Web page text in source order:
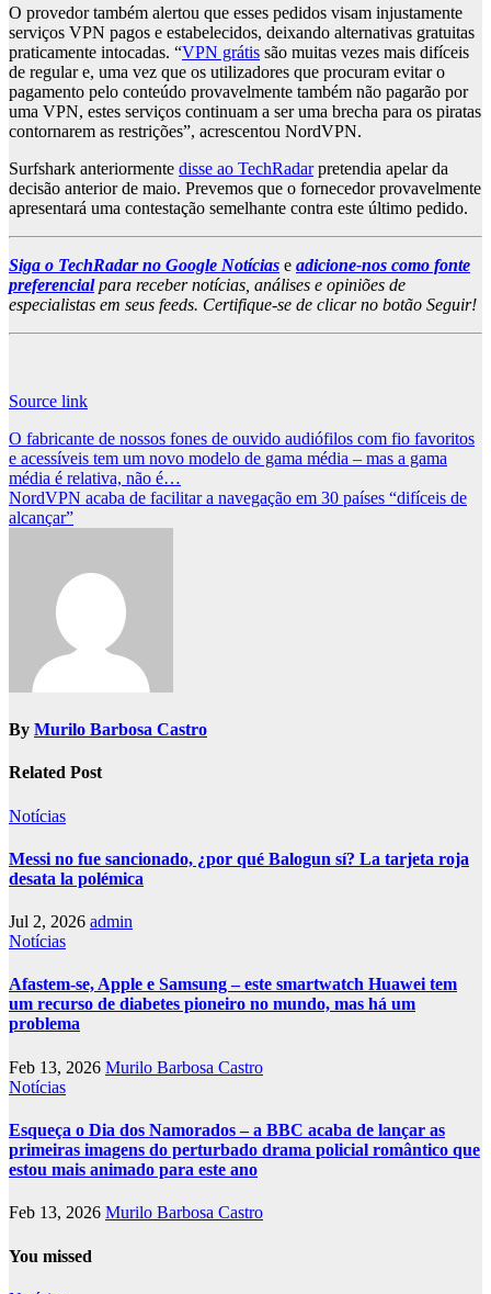
O provedor também alertou que esses pedidos visam injustamente
serviços VPN pagos e estabelecidos, deixando alternativas gratuitas
praticamente intocadas. “VPN grátis são muitas vezes mais difíceis
de regular e, uma vez que os utilizadores que procuram evitar o
pagamento pelo conteúdo provavelmente também não pagarão por
uma VPN, estes serviços continuam a ser uma brecha para os piratas
contornarem as restrições”, acrescentou NordVPN.
Surfshark anteriormente disse ao TechRadarpretendia apelar da
decisão anterior de maio. Prevemos que o fornecedor provavelmente
apresentará uma contestação semelhante contra este último pedido.
Siga o TechRadar no Google Notícias e adicione-nos como fonte
preferencialpara receber notícias, análises e opiniões de
especialistas em seus feeds. Certifique-se de clicar no botão Seguir!
Source link
Post
navigation
O fabricante de nossos fones de ouvido audiófilos com fio favoritos
e acessíveis tem um novo modelo de gama média – mas a gama
média é relativa, não é…
NordVPN acaba de facilitar a navegação em 30 países “difíceis de
alcançar”
By Murilo Barbosa Castro
Related Post
Notícias
Messi no fue sancionado, ¿por qué Balogun sí? La tarjeta roja
desata la polémica
Jul 2, 2026 admin
Notícias
Afastem-se, Apple e Samsung – este smartwatch Huawei tem
um recurso de diabetes pioneiro no mundo, mas há um
problema
Feb 13, 2026 Murilo Barbosa Castro
Notícias
Esqueça o Dia dos Namorados – a BBC acaba de lançar as
primeiras imagens do perturbado drama policial romântico que
estou mais animado para este ano
Feb 13, 2026 Murilo Barbosa Castro
You missed